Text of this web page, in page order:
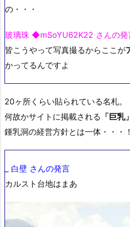
の・・・
玻璃珠 ◆mSoYU62K22 さんの発
皆こうやって写真撮るからここが
かってるんですよ
20ヶ所くらい貼られている名札。
何故かサイトに掲載される 「巨乳」
鍾乳洞の経営方針とは一体・・・
_ 白壁 さんの発言
カルスト台地はまあ